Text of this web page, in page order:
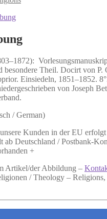
besondere Theil. Docirt von P.
Einsiedeln, 1851–1852.
von Joseph
/ German)
Kunden in der EU erfolgt
ab Deutschland / Postbank-
+
Artikel/der Abbildung –
/ Theology –